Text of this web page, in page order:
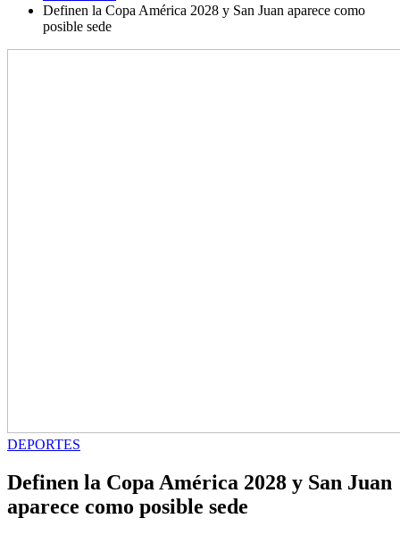
Definen la Copa América 2028 y San Juan aparece como
posible sede
DEPORTES
Definen la Copa América 2028 y San Juan
aparece como posible sede